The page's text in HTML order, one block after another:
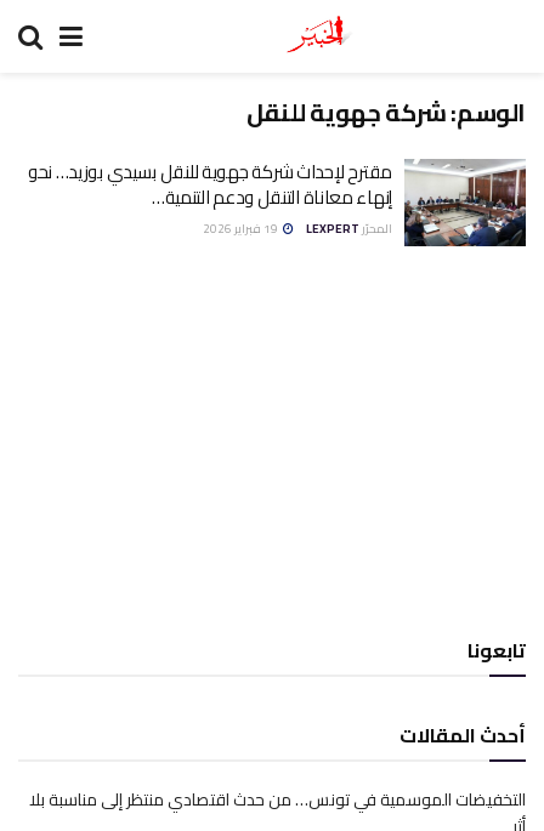
الوسم:شركة جهوية للنقل
مقترح لإحداث شركة جهوية للنقل بسيدي بوزيد… نحو
إنهاء معاناة التنقل ودعم التنمية…
المحرّرLEXPERT
تابعونا
أحدث المقالات
التخفيضات الموسمية في تونس… من حدث اقتصادي منتظر إلى مناسبة بلا